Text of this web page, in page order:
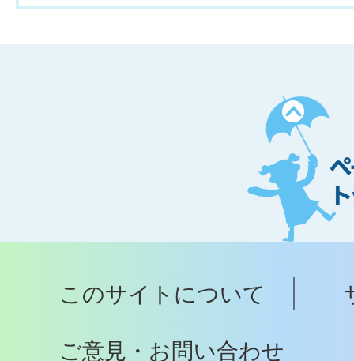
ペ
ー
ジ
ト
ッ
へ
このサイトについて
ご意見・お問い合わせ